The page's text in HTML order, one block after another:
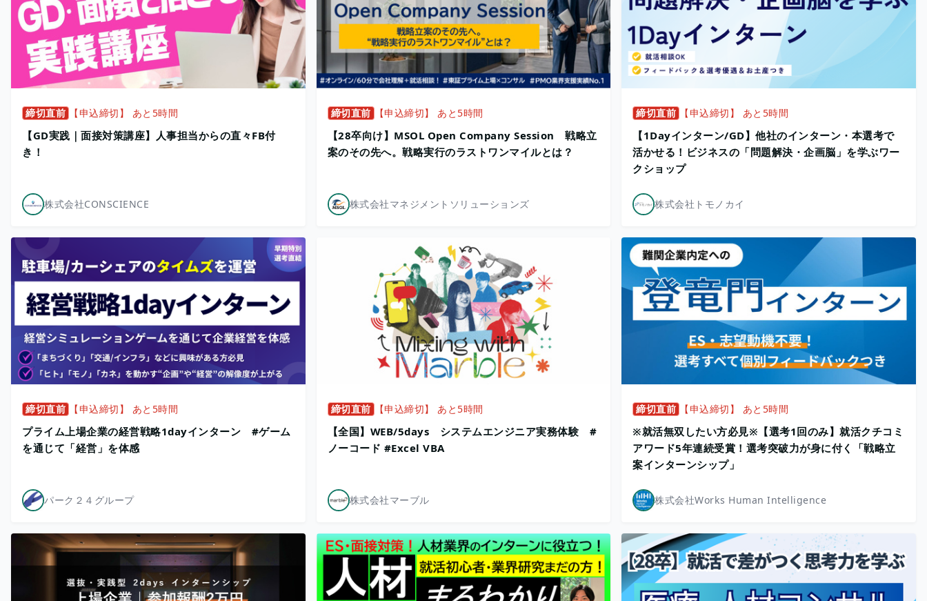
締切直前 【申込締切】 あと5時間
【GD実践｜面接対策講座】人事担当からの直々FB付
き！
株式会社CONSCIENCE
締切直前 【申込締切】 あと5時間
【28卒向け】MSOL Open Company Session 戦略立
案のその先へ。戦略実行のラストワンマイルとは？
株式会社マネジメントソリューションズ
締切直前 【申込締切】 あと5時間
【1Dayインターン/GD】他社のインターン・本選考で
活かせる！ビジネスの「問題解決・企画脳」を学ぶワー
クショップ
株式会社トモノカイ
締切直前 【申込締切】 あと5時間
プライム上場企業の経営戦略1dayインターン #ゲーム
を通じて「経営」を体感
パーク２４グループ
締切直前 【申込締切】 あと5時間
【全国】WEB/5days システムエンジニア実務体験 #
ノーコード #Excel VBA
株式会社マーブル
締切直前 【申込締切】 あと5時間
※就活無双したい方必見※【選考1回のみ】就活クチコミ
アワード5年連続受賞！選考突破力が身に付く「戦略立
案インターンシップ」
株式会社Works Human Intelligence